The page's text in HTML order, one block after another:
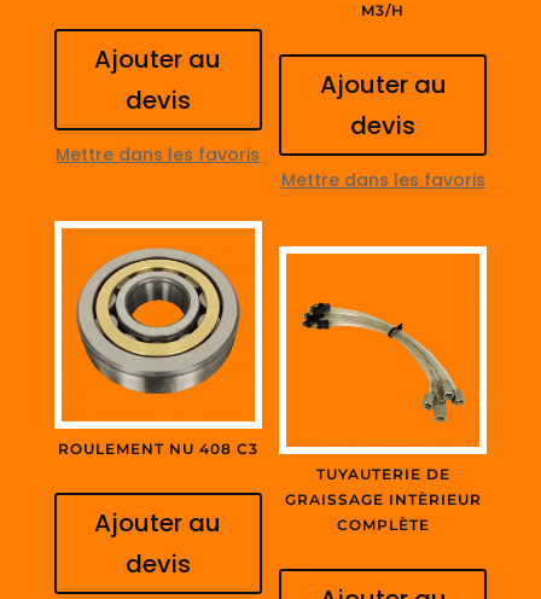
Ajouter au
devis
Mettre dans les favoris
M3/H
Ajouter au
devis
Mettre dans les favoris
ROULEMENT NU 408 C3
Ajouter au
devis
TUYAUTERIE DE
GRAISSAGE INTÈRIEUR
COMPLÈTE